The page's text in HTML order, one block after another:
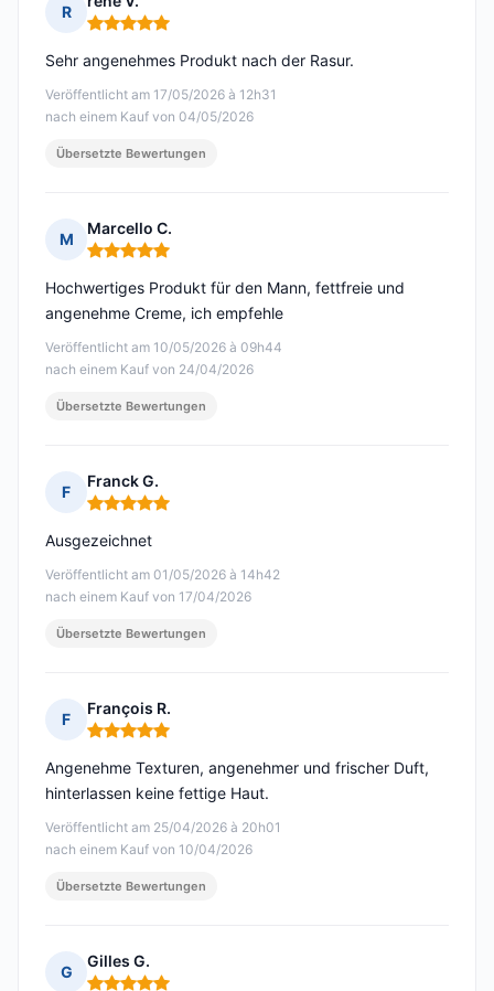
R
Hinweis: 5 von 5
Veröffentlicht am 17/05/2026 à 12h31
nach einem Kauf von 04/05/2026
Sehr angenehmes Produkt nach der Rasur.
Übersetzte Bewertungen
M
Marcello C.
Hinweis: 5 von 5
Veröffentlicht am 10/05/2026 à 09h44
nach einem Kauf von 24/04/2026
Hochwertiges Produkt für den Mann, fettfreie und
angenehme Creme, ich empfehle
Übersetzte Bewertungen
F
Franck G.
Hinweis: 5 von 5
Veröffentlicht am 01/05/2026 à 14h42
nach einem Kauf von 17/04/2026
Ausgezeichnet
Übersetzte Bewertungen
F
François R.
Hinweis: 5 von 5
Veröffentlicht am 25/04/2026 à 20h01
nach einem Kauf von 10/04/2026
Angenehme Texturen, angenehmer und frischer Duft,
hinterlassen keine fettige Haut.
Übersetzte Bewertungen
G
Gilles G.